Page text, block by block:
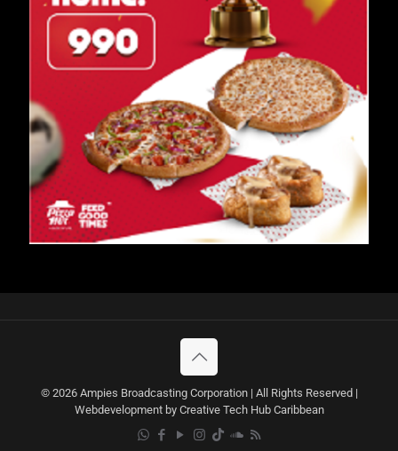
© 2026 Ampies Broadcasting Corporation | All Rights Reserved |
Webdevelopment by Creative Tech Hub Caribbean